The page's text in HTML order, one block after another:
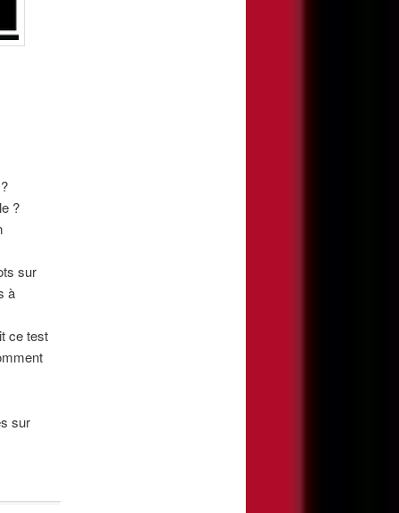
?
sur
à
ce test
sur